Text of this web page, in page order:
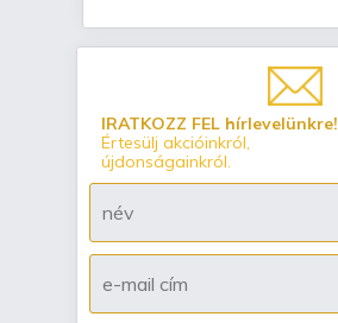
IRATKOZZ FEL hírlevelünkre!
Értesülj akcióinkról,
újdonságainkról.